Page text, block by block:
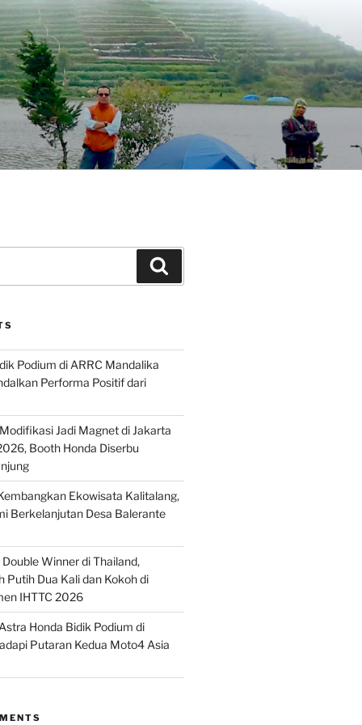
Podium di ARRC Mandalika
Performa Positif dari
Jadi Magnet di Jakarta
Booth Honda Diserbu
Ekowisata Kalitalang,
Berkelanjutan Desa Balerante
Winner di Thailand,
Putih Dua Kali dan Kokoh di
IHTTC 2026
Honda Bidik Podium di
Putaran Kedua Moto4 Asia